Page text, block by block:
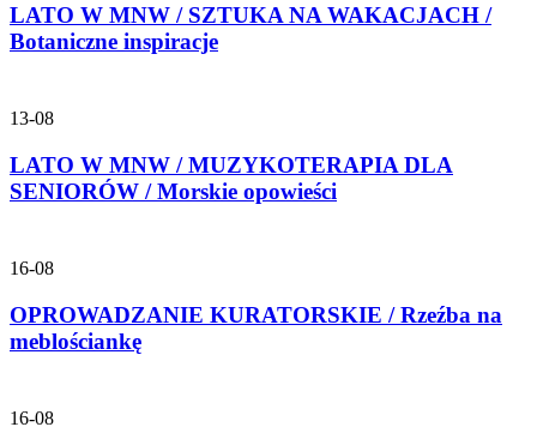
LATO W MNW / SZTUKA NA WAKACJACH /
Botaniczne inspiracje
13-08
LATO W MNW / MUZYKOTERAPIA DLA
SENIORÓW / Morskie opowieści
16-08
OPROWADZANIE KURATORSKIE / Rzeźba na
meblościankę
16-08